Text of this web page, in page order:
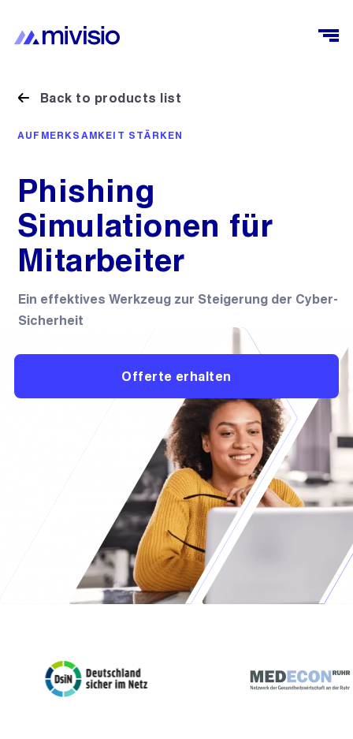
Back to products list
AUFMERKSAMKEIT STÄRKEN
Phishing
Simulationen für
Mitarbeiter
Ein effektives Werkzeug zur Steigerung der Cyber-
Sicherheit
Offerte erhalten